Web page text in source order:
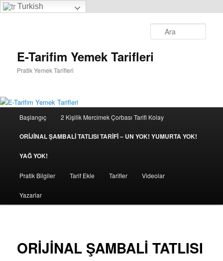
Turkish
E-Tarifim Yemek Tarifleri
Pratik Yemek Tarifleri
Birincil
içeriğe
geç
Başlangıç 2 Kişilik Mercimek Çorbası Tarifi Kolay
ORİJİNAL ŞAMBALİ TATLISI TARİFİ – UN YOK! YUMURTA YOK!
YAĞ YOK!
Pratik Bilgiler Tarif Ekle Tarifler Videolar
Yazarlar
ORİJİNAL ŞAMBALİ TATLISI